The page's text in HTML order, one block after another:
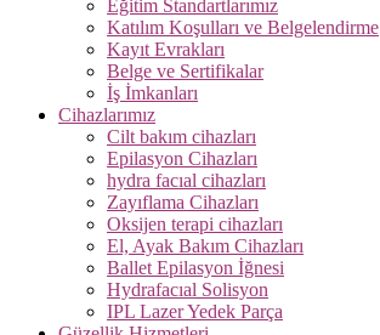
Eğitim Standartlarımız
Katılım Koşulları ve Belgelendirme
Kayıt Evrakları
Belge ve Sertifikalar
İş İmkanları
Cihazlarımız
Cilt bakım cihazları
Epilasyon Cihazları
hydra facıal cihazları
Zayıflama Cihazları
Oksijen terapi cihazları
El, Ayak Bakım Cihazları
Ballet Epilasyon İğnesi
Hydrafacıal Solisyon
IPL Lazer Yedek Parça